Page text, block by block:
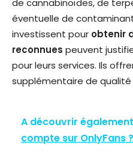
de cannabinoïdes, de
éventuelle de
investissent pour obtenir
reconnues peuvent
pour leurs services. Ils
supplémentaire de
A découvrir également
compte sur OnlyFans ?